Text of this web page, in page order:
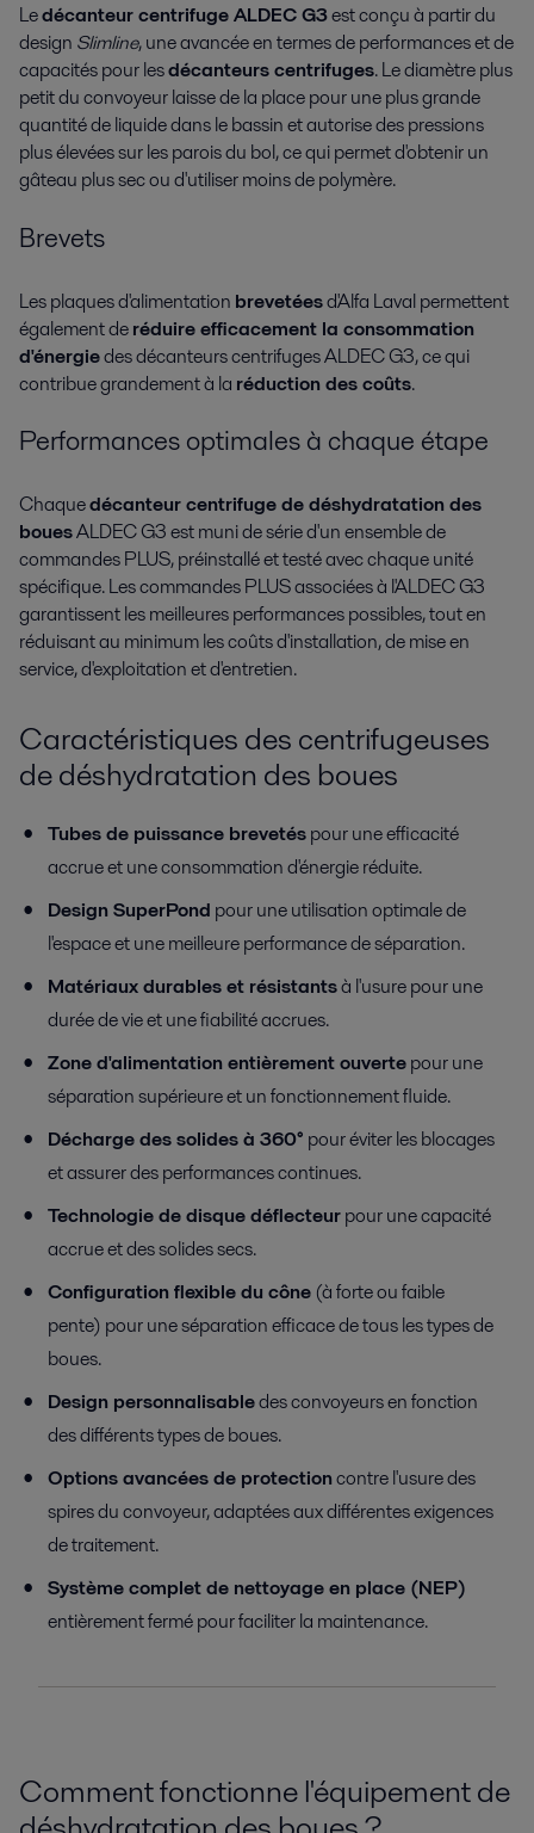
Ledécanteur centrifuge ALDEC G3est conçu à partir du
design Slimline, une avancée en termes de performances et de
capacités pour lesdécanteurs centrifuges. Le diamètre plus
petit du convoyeur laisse de la place pour une plus grande
quantité de liquide dans le bassin et autorise des pressions
plus élevées sur les parois du bol, ce qui permet d'obtenir un
gâteau plus sec ou d'utiliser moins de polymère.
Brevets
Les plaques d'alimentation brevetéesd'Alfa Laval permettent
également deréduire efficacement la consommation
d'énergiedes décanteurs centrifuges ALDEC G3, ce qui
contribue grandement à la réduction des coûts.
Performances optimales à chaque étape
Chaquedécanteur centrifuge de déshydratation des
bouesALDEC G3est muni de série d'un ensemble de
commandes PLUS, préinstallé et testé avec chaque unité
spécifique. Les commandes PLUS associées à l'ALDEC G3
garantissent les meilleures performances possibles, tout en
réduisant au minimum les coûts d'installation, de mise en
service, d'exploitation et d'entretien.
Caractéristiques des centrifugeuses
de déshydratation des boues
Tubes de puissance brevetéspour une efficacité
accrue et une consommation d'énergie réduite.
Design SuperPond pour une utilisation optimale de
l'espace et une meilleure performance de séparation.
Matériaux durables et résistantsà l'usurepour une
durée de vie et une fiabilité accrues.
Zone d'alimentation entièrement ouvertepour une
séparation supérieure et un fonctionnement fluide.
Décharge des solides à 360° pour éviter les blocages
et assurer des performances continues.
Technologie de disque déflecteurpour une capacité
accrue et des solides secs.
Configuration flexible du cône (à forte ou faible
pente) pour une séparation efficace de tous les types de
boues.
Design personnalisabledes convoyeursen fonction
des différents types de boues.
Options avancées de protectioncontre l'usuredes
spires du convoyeur, adaptées aux différentes exigences
de traitement.
Système complet de nettoyage en place (NEP)
entièrement fermé pour faciliter la maintenance.
Comment fonctionne l'équipement de